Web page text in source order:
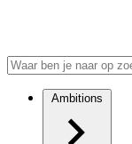
Ambitions